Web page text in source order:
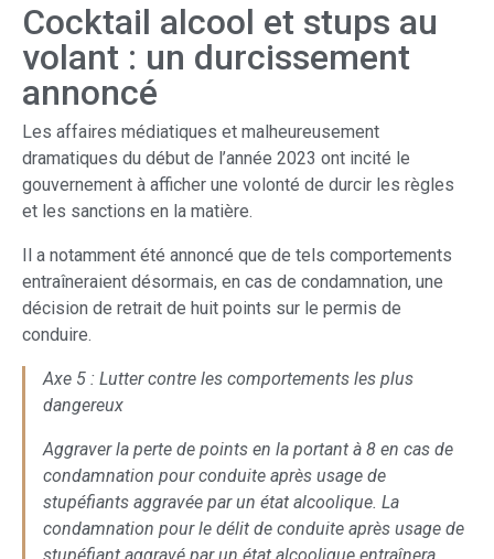
Cocktail alcool et stups au
volant : un durcissement
annoncé
Les affaires médiatiques et malheureusement
dramatiques du début de l’année 2023 ont incité le
gouvernement à afficher une volonté de durcir les règles
et les sanctions en la matière.
Il a notamment été annoncé que de tels comportements
entraîneraient désormais, en cas de condamnation, une
décision de retrait de huit points sur le permis de
conduire.
Axe 5 : Lutter contre les comportements les plus
dangereux
Aggraver la perte de points en la portant à 8 en cas de
condamnation pour conduite après usage de
stupéfiants aggravée par un état alcoolique. La
condamnation pour le délit de conduite après usage de